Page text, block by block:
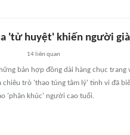
'tử huyệt' khiến người
14liên quan
bản hợp đồng dài hàng chục
chiêu trò 'thao túng tâm lý' tinh vi đã
'phân khúc' người cao tuổi.